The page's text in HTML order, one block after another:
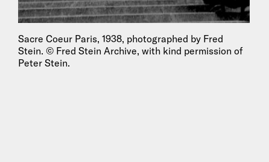
Sacre Coeur Paris, 1938, photographed by Fred
Stein. © Fred Stein Archive, with kind permission of
Peter Stein.